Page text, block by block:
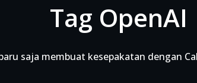
Tag OpenAI
saja membuat kesepakatan dengan